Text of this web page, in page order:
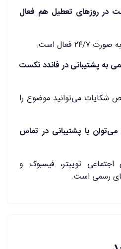
در روزهای تعطیل هم فعال
فعال است.
به پشتیبانی در فاندد نکست
شکایات می‌توانید موضوع را
با پشتیبانی در تماس
توییتر، فیسبوک و
رسمی است.